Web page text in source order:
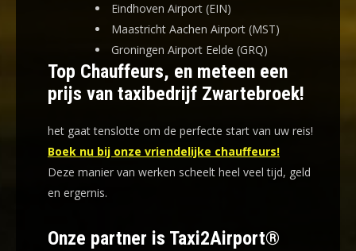
Eindhoven Airport (EIN)
Maastricht Aachen Airport (MST)
Groningen Airport Eelde (GRQ)
Top Chauffeurs, en meteen een
prijs van taxibedrijf Zwartebroek!
het gaat tenslotte om de perfecte start van uw reis!
Boek nu bij onze vriendelijke chauffeurs!
Deze manier van werken scheelt heel veel tijd, geld
en ergernis.
Onze partner is Taxi2Airport®